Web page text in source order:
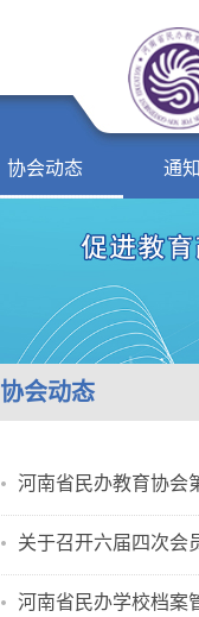
协会动态 通
协会动态
河南省民办教育协会
关于召开六届四次会
河南省民办学校档案